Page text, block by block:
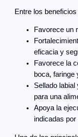
Entre los
Favorece un
eficacia y
Favorece la
boca, faringe
Sellado
para una
Apoya la
indicadas por